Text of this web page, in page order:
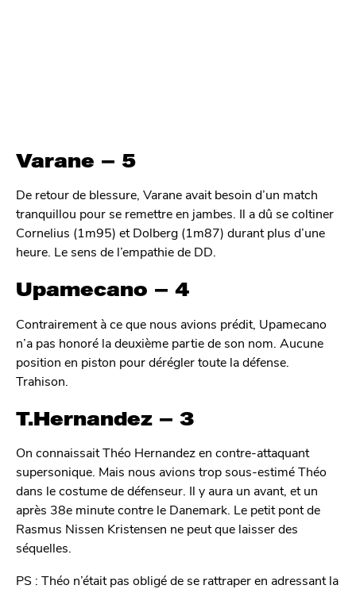
Varane – 5
De retour de blessure, Varane avait besoin d’un match
tranquillou pour se remettre en jambes. Il a dû se coltiner
Cornelius (1m95) et Dolberg (1m87) durant plus d’une
heure. Le sens de l’empathie de DD.
Upamecano – 4
Contrairement à ce que nous avions prédit, Upamecano
n’a pas honoré la deuxième partie de son nom. Aucune
position en piston pour dérégler toute la défense.
Trahison.
T.Hernandez – 3
On connaissait Théo Hernandez en contre-attaquant
supersonique. Mais nous avions trop sous-estimé Théo
dans le costume de défenseur. Il y aura un avant, et un
après 38e minute contre le Danemark. Le petit pont de
Rasmus Nissen Kristensen ne peut que laisser des
séquelles.
PS : Théo n’était pas obligé de se rattraper en adressant la